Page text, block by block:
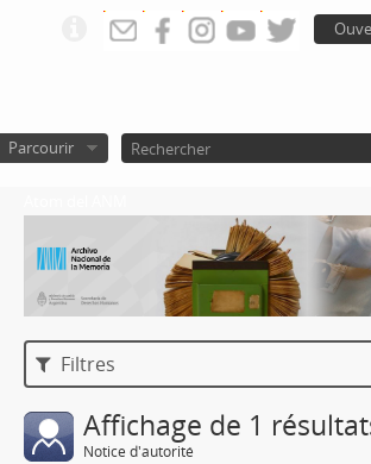
Parcourir
Filtres
Affichage de 1
Notice d'autorité